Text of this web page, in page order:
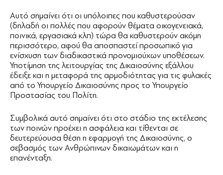
Αυτό σημαίνει ότι οι υπόλοιπες που καθυστερούσαν
(δηλαδή οι πολλές που αφορούν θέματα οικογενειακά,
ποινικά, εργασιακά κλπ) τώρα θα καθυστερούν ακόμη
περισσότερο, αφού θα αποσπαστεί προσωπικό για
ενίσχυση των διαδικαστικά προνομιούχων υποθέσεων.
Υποτίμηση της λειτουργίας της Δικαιοσύνης εξάλλου
έδειξε και η μεταφορά της αρμοδιότητας για τις φυλακές
από το Υπουργείο Δικαιοσύνης προς το Υπουργείο
Προστασίας του Πολίτη.
Συμβολικά αυτό σημαίνει ότι στο στάδιο της εκτέλεσης
των ποινών προέχει η ασφάλεια και τίθενται σε
δευτερεύουσα θέση η εφαρμογή της Δικαιοσύνης, ο
σεβασμός των Ανθρώπινων δικαιωμάτων και η
επανένταξη.